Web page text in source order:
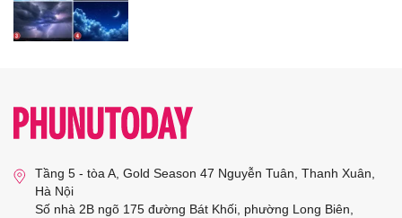
Tầng 5 - tòa A, Gold Season 47 Nguyễn Tuân, Thanh Xuân,
Hà Nội
Số nhà 2B ngõ 175 đường Bát Khối, phường Long Biên,